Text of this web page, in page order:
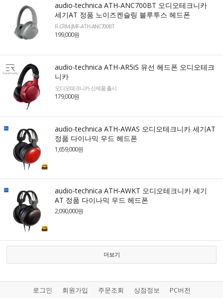
audio-technica ATH-ANC700BT 오디오테크니카
세기AT 정품 노이즈켄슬링 블루투스 헤드폰
R-CRM-JMF-ATH-ANC700BT
199,000원
audio-technica ATH-AR5iS 유선 헤드폰 오디오테크
니카
오디오테크니카 신제품 출시
179,000원
audio-technica ATH-AWAS 오디오테크니카 세기AT
정품 다이나믹 우드 헤드폰
1,659,000원
audio-technica ATH-AWKT 오디오테크니카 세기
AT 정품 다이나믹 우드 헤드폰
2,090,000원
더보기
로그인 회원가입 주문조회 상점정보 PC버전